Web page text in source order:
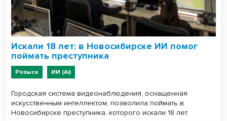
Искали 18 лет: в Новосибирске ИИ помог
поймать преступника
Розыск ИИ (Ai)
Городская система видеонаблюдения, оснащенная
искусственным интеллектом, позволила поймать в
Новосибирске преступника, которого искали 18 лет.